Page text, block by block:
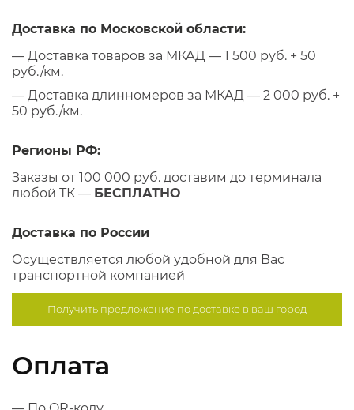
Доставка по Московской области:
— Доставка товаров за МКАД — 1 500 руб. + 50
руб./км.
— Доставка длинномеров за МКАД — 2 000 руб. +
50 руб./км.
Регионы РФ:
Заказы от 100 000 руб. доставим до терминала
любой ТК — БЕСПЛАТНО
Доставка по России
Осуществляется любой удобной для Вас
транспортной компанией
Получить предложение подоставке в ваш город
Оплата